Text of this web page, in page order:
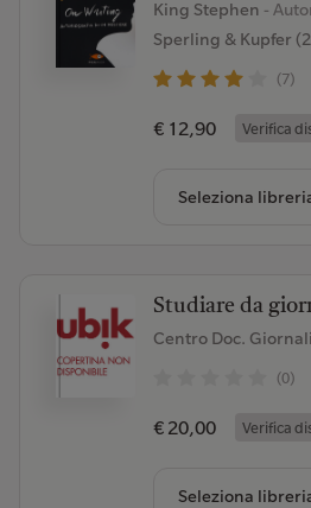
King Stephen -
Sperling & Kupfer
(7)
€ 12,90 Verifica
Seleziona
Studiare da
Centro Doc.
(0)
€ 20,00 Verifica
Seleziona